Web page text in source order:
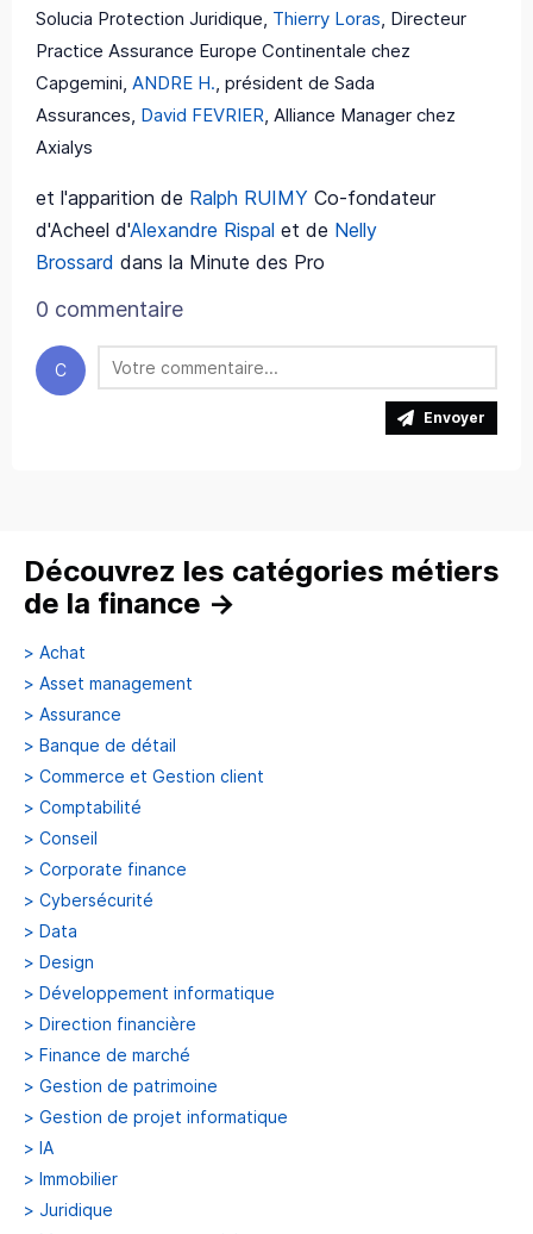
Solucia Protection Juridique, Thierry Loras, Directeur
Practice Assurance Europe Continentale chez
Capgemini, ANDRE H., président de Sada
Assurances, David FEVRIER, Alliance Manager chez
Axialys
et l'apparition de Ralph RUIMY Co-fondateur
d'Acheel d'Alexandre Rispal et de Nelly
Brossard dans la Minute des Pro
0 commentaire
C
Envoyer
Découvrez les catégories métiers
de la finance →
> Achat
> Asset management
> Assurance
> Banque de détail
> Commerce et Gestion client
> Comptabilité
> Conseil
> Corporate finance
> Cybersécurité
> Data
> Design
> Développement informatique
> Direction financière
> Finance de marché
> Gestion de patrimoine
> Gestion de projet informatique
> IA
> Immobilier
> Juridique